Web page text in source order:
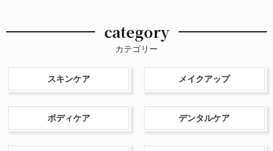
category
カテゴリー
スキンケア メイクアップ
ボディケア デンタルケア